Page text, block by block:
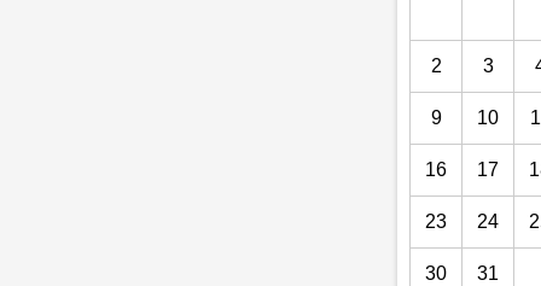
2 3
9 10
16 17
23 24
30 31